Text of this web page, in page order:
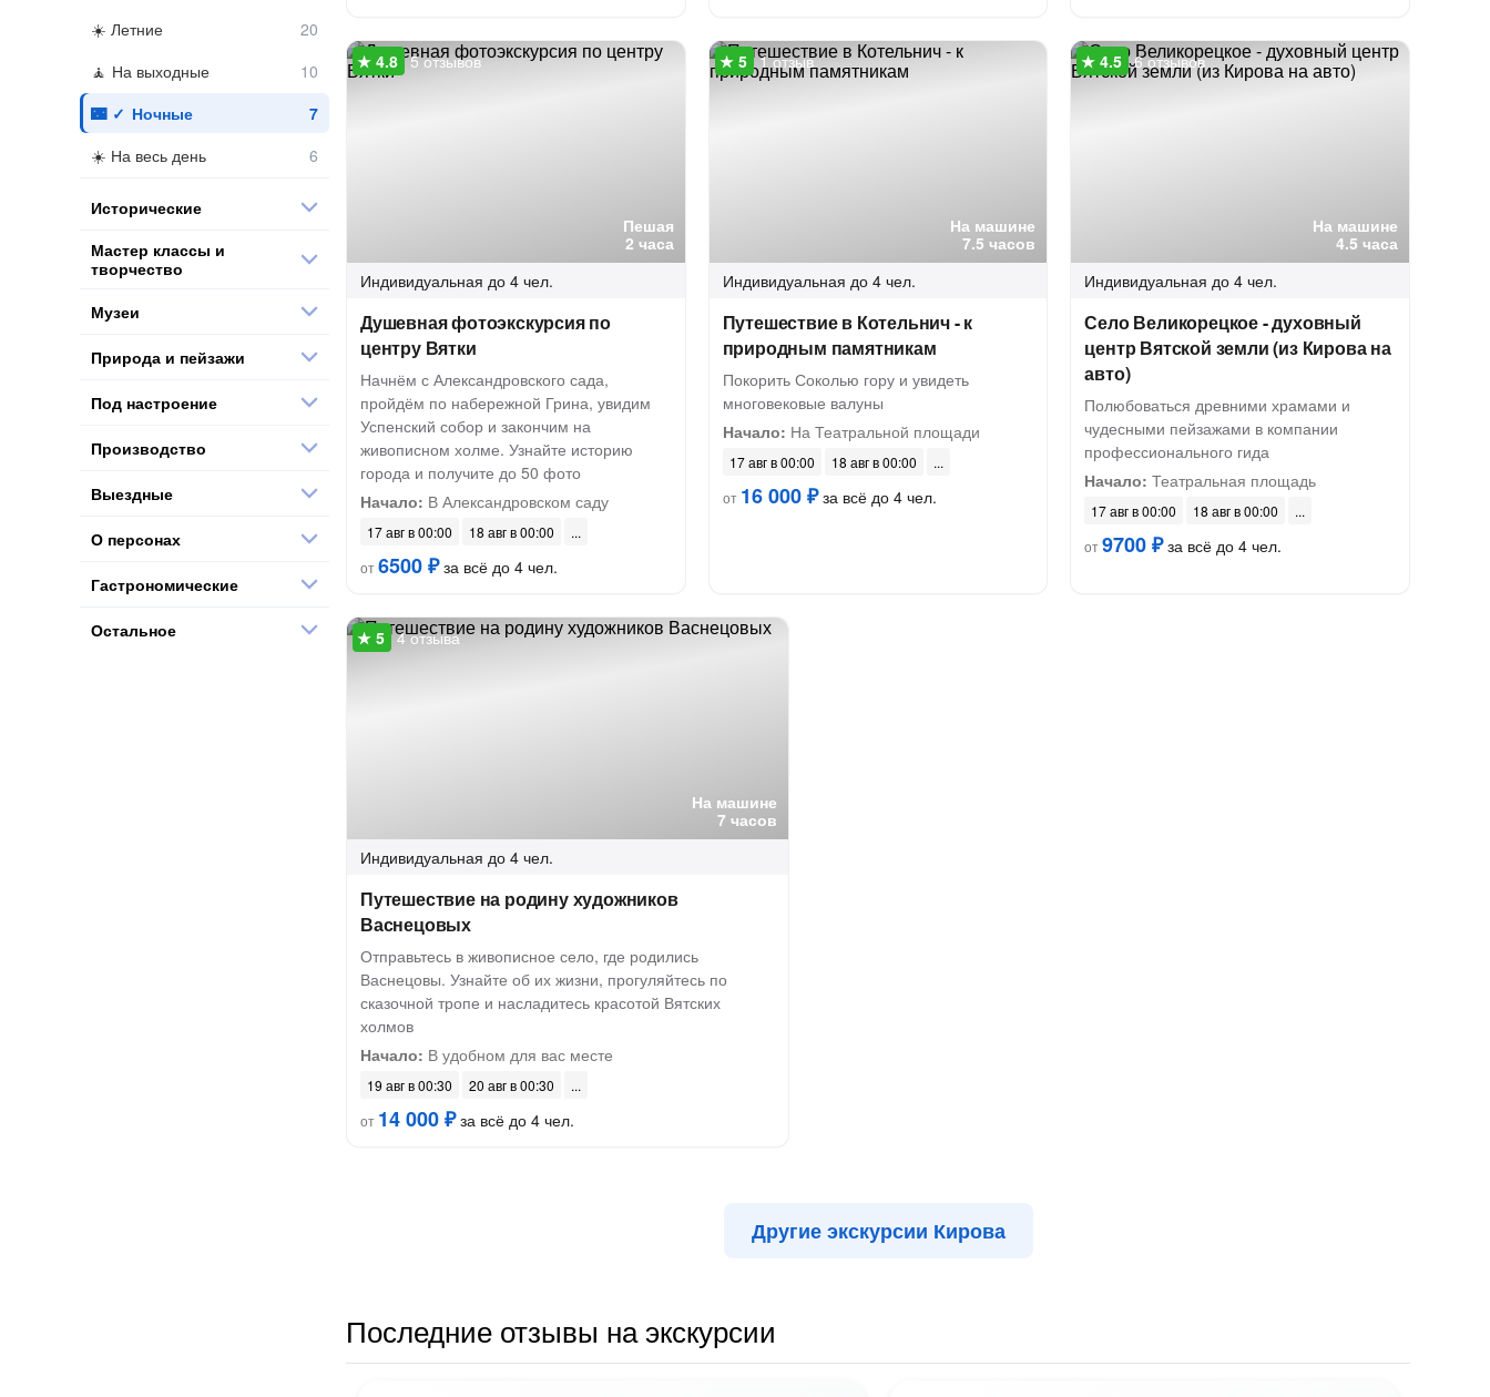
Пешая
2 часа
5 отзывов
Индивидуальная до 4 чел.
Душевная фотоэкскурсия по
центру Вятки
Начнём с Александровского сада,
пройдём по набережной Грина, увидим
Успенский собор и закончим на
живописном холме. Узнайте историю
города и получите до 50 фото
Начало: В Александровском саду
17 авг в 00:00
18 авг в 00:00
от6500 ₽за всё до 4 чел.
На машине
7.5 часов
1 отзыв
Индивидуальная до 4 чел.
Путешествие в Котельнич - к
природным памятникам
Покорить Соколью гору и увидеть
многовековые валуны
Начало: На Театральной площади
17 авг в 00:00
18 авг в 00:00
от 16 000 ₽за всё до 4 чел.
На машине
4.5 часа
6 отзывов
Индивидуальная до 4 чел.
Село Великорецкое - духовный
центр Вятской земли (из Кирова на
авто)
Полюбоваться древними храмами и
чудесными пейзажами в компании
профессионального гида
Начало: Театральная площадь
17 авг в 00:00
18 авг в 00:00
от9700 ₽за всё до 4 чел.
На машине
7 часов
4 отзыва
Индивидуальная до 4 чел.
Путешествие на родину художников
Васнецовых
Отправьтесь в живописное село, где родились
Васнецовы. Узнайте об их жизни, прогуляйтесь по
сказочной тропе и насладитесь красотой Вятских
холмов
Начало: В удобном для вас месте
19 авг в 00:30
20 авг в 00:30
от 14 000 ₽за всё до 4 чел.
Другие экскурсии Кирова
Последние отзывы на экскурсии
Летние
На выходные
Ночные
На весь день
Исторические
Мастер классы и
творчество
Музеи
Природа и пейзажи
Под настроение
Производство
Выездные
О персонах
Гастрономические
Остальное